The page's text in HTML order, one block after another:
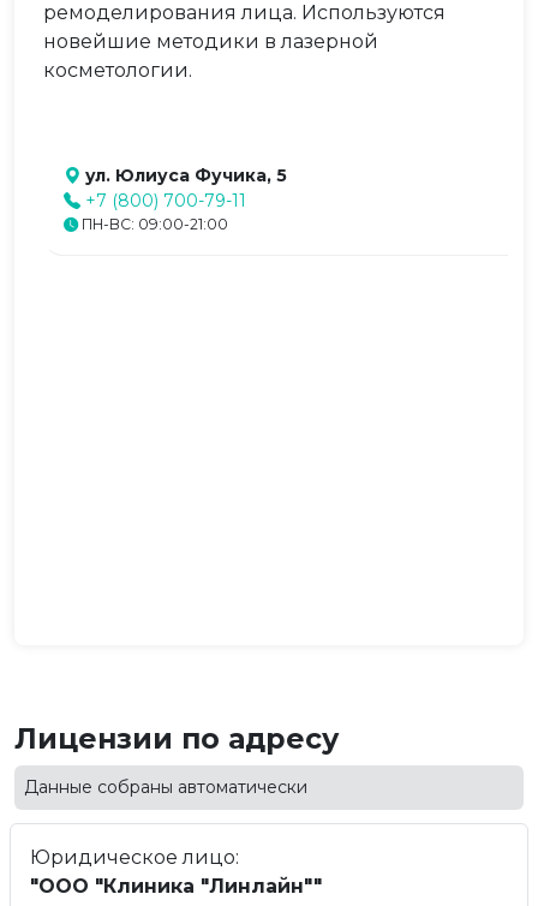
ремоделирования лица. Используются
новейшие методики в лазерной
косметологии.
ул. Юлиуса Фучика, 5
+7 (800) 700-79-11
ПН-ВС: 09:00-21:00
Лицензии по адресу
Данные собраны автоматически
Юридическое лицо:
"ООО "Клиника "Линлайн""